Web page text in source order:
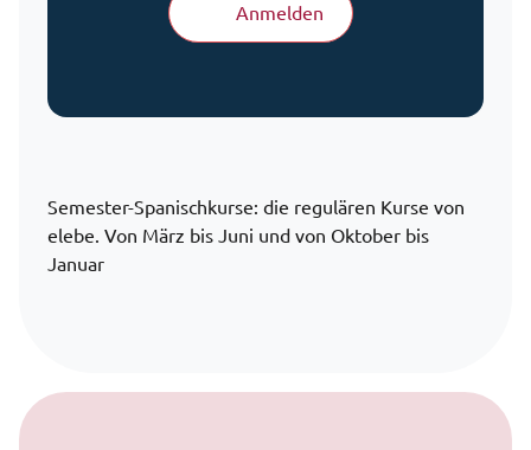
Anmelden
Semester-Spanischkurse: die regulären Kurse von
elebe. Von März bis Juni und von Oktober bis
Januar
Zum Inhalt springen